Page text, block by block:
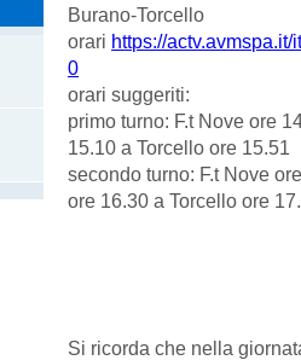
Burano-Torcello
orari https://
0
orari suggeriti:
primo turno: F.t Nove ore
15.10 a Torcello ore 15.51
secondo turno: F.t Nove
ore 16.30 a Torcello ore
Si ricorda che nella